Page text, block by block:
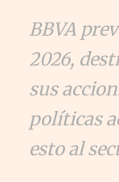
BBVA
2026,
sus
políticas
esto al